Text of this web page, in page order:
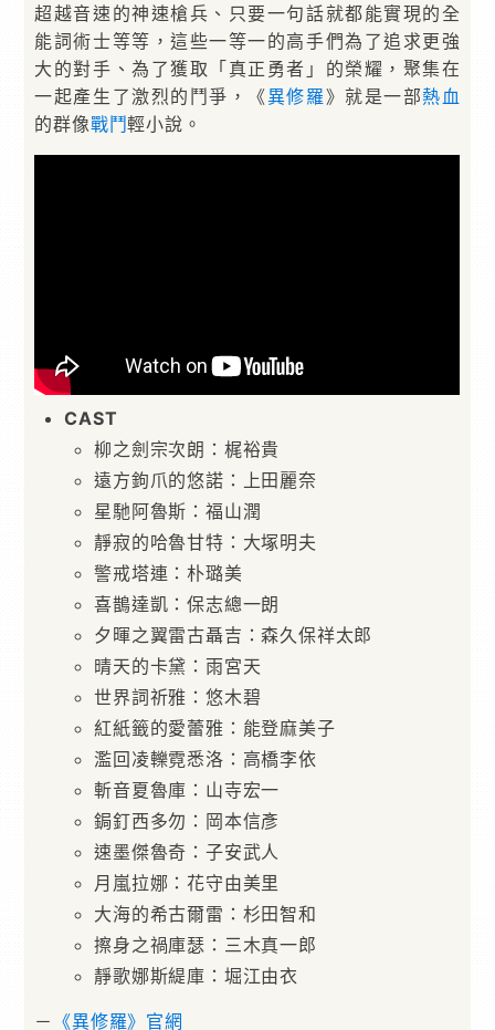
超越音速的神速槍兵、只要一句話就都能實現的全
能詞術士等等，這些一等一的高手們為了追求更強
大的對手、為了獲取「真正勇者」的榮耀，聚集在
一起產生了激烈的鬥爭，《異修羅》就是一部熱血
的群像戰鬥輕小說。
CAST
柳之劍宗次朗：梶裕貴
遠方鉤爪的悠諾：上田麗奈
星馳阿魯斯：福山潤
靜寂的哈魯甘特：大塚明夫
警戒塔連：朴璐美
喜鵲達凱：保志總一朗
夕暉之翼雷古聶吉：森久保祥太郎
晴天的卡黛：雨宮天
世界詞祈雅：悠木碧
紅紙籤的愛蕾雅：能登麻美子
濫回凌轢霓悉洛：高橋李依
斬音夏魯庫：山寺宏一
鋦釘西多勿：岡本信彥
速墨傑魯奇：子安武人
月嵐拉娜：花守由美里
大海的希古爾雷：杉田智和
擦身之禍庫瑟：三木真一郎
靜歌娜斯緹庫：堀江由衣
－ 《異修羅》官網